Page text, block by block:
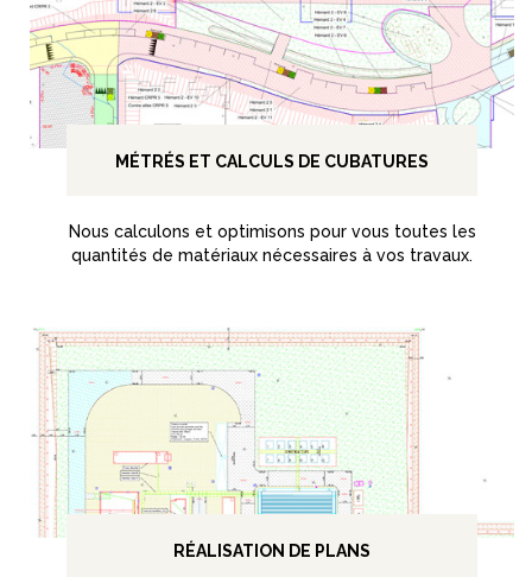
MÉTRÉS ET CALCULS DE CUBATURES
Nous calculons et optimisons pour vous toutes les
quantités de matériaux nécessaires à vos travaux.
RÉALISATION DE PLANS